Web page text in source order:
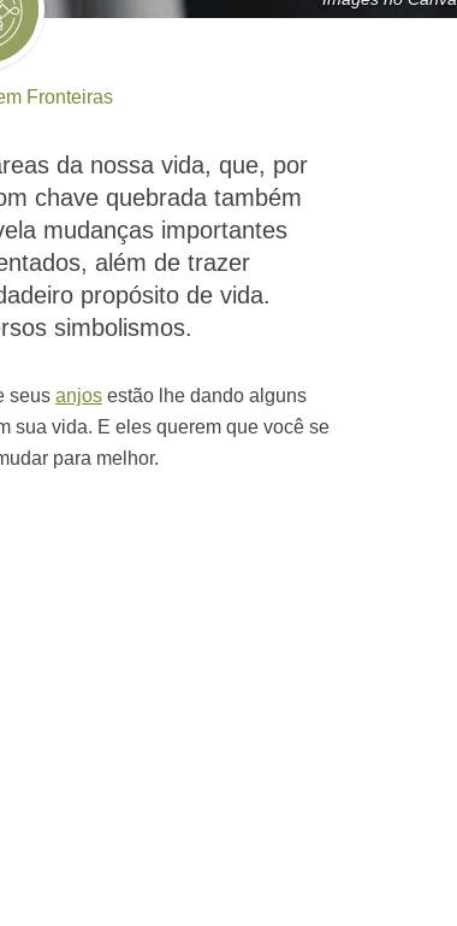
Fronteiras
da nossa vida, que, por
chave quebrada também
mudanças importantes
além de trazer
propósito de vida.
simbolismos.
seus anjos estão lhe dando alguns
sua vida. E eles querem que você se
para melhor.